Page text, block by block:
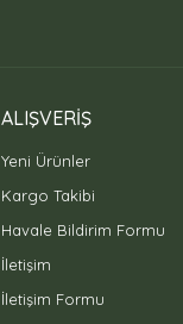
ALIŞVERİŞ
Yeni Ürünler
Kargo Takibi
Havale Bildirim Formu
İletişim
İletişim Formu